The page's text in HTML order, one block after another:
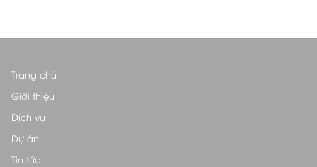
Trang chủ
Giới thiệu
Dịch vụ
Dự án
Tin tức